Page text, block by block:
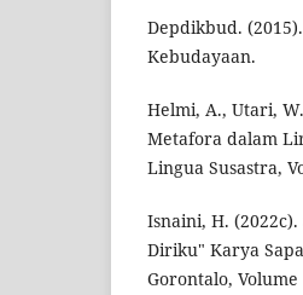
Depdikbud.
Kebudayaan.
Helmi, A., Utari,
Metafora dalam
Lingua Susastra,
Isnaini, H.
Diriku" Karya
Gorontalo,